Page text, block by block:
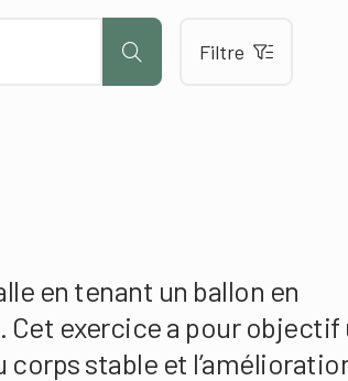
Filtre
en tenant un ballon en
Cet exercice a pour objectif
stable et